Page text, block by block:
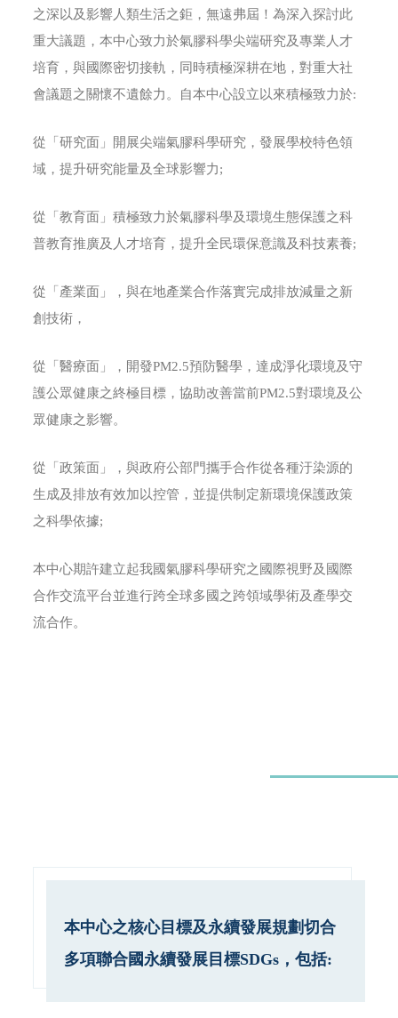
之深以及影響人類生活之鉅，無遠弗屆！為深入探討此
重大議題，本中心致力於氣膠科學尖端研究及專業人才
培育，與國際密切接軌，同時積極深耕在地，對重大社
會議題之關懷不遺餘力。自本中心設立以來積極致力於:
從「研究面」開展尖端氣膠科學研究，發展學校特色領
域，提升研究能量及全球影響力;
從「教育面」積極致力於氣膠科學及環境生態保護之科
普教育推廣及人才培育，提升全民環保意識及科技素養;
從「產業面」，與在地產業合作落實完成排放減量之新
創技術，
從「醫療面」，開發PM2.5預防醫學，達成淨化環境及守
護公眾健康之終極目標，協助改善當前PM2.5對環境及公
眾健康之影響。
從「政策面」，與政府公部門攜手合作從各種汙染源的
生成及排放有效加以控管，並提供制定新環境保護政策
之科學依據;
本中心期許建立起我國氣膠科學研究之國際視野及國際
合作交流平台並進行跨全球多國之跨領域學術及產學交
流合作。
本中心之核心目標及永續發展規劃切合
多項聯合國永續發展目標SDGs，包括: